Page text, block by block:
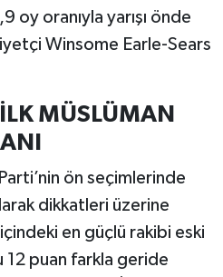
oy oranıyla yarışı önde
Winsome Earle-Sears
MÜSLÜMAN
ön seçimlerinde
dikkatleri üzerine
en güçlü rakibi eski
12 puan farkla geride